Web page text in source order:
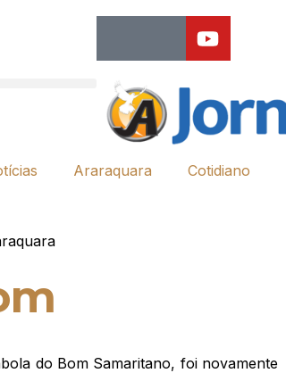
Araraquara Cotidiano
do Bom Samaritano, foi novamente